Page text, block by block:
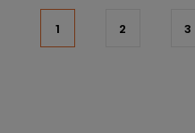
1 2 3